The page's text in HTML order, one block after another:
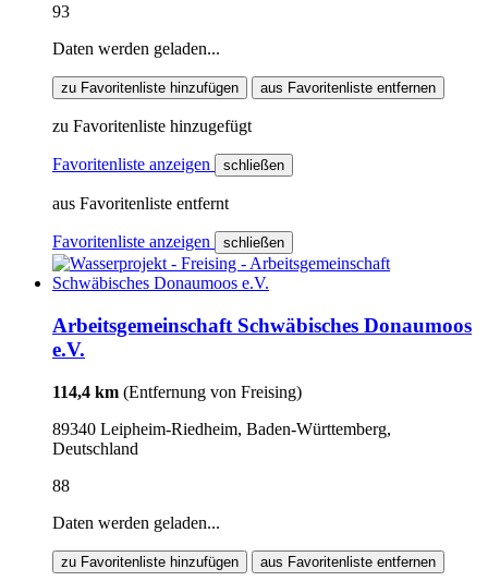
93
Daten werden geladen...
zu Favoritenliste hinzufügen aus Favoritenliste entfernen
zu Favoritenliste hinzugefügt
Favoritenliste anzeigen schließen
aus Favoritenliste entfernt
Favoritenliste anzeigen schließen
Arbeitsgemeinschaft Schwäbisches Donaumoos
e.V.
114,4 km (Entfernung von Freising)
89340 Leipheim-Riedheim, Baden-Württemberg,
Deutschland
88
Daten werden geladen...
zu Favoritenliste hinzufügen aus Favoritenliste entfernen